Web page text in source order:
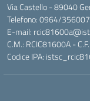
Via Castello - 89040
Telefono: 0964/356007
E-mail:
C.M.: RCIC81600A -
Codice IPA: